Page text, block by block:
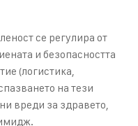
се регулира от
и безопасността
(логистика,
на тези
вреди за здравето,